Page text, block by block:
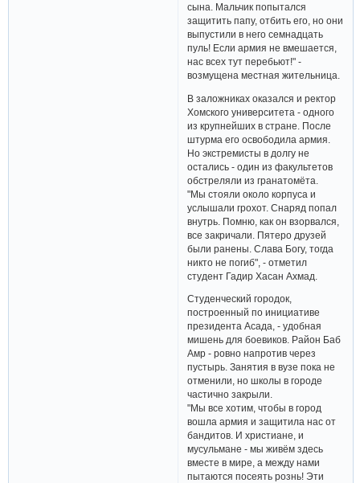
сына. Мальчик попытался
защитить папу, отбить его, но они
выпустили в него семнадцать
пуль! Если армия не вмешается,
нас всех тут перебьют!" -
возмущена местная жительница.
В заложниках оказался и ректор
Хомского университета - одного
из крупнейших в стране. После
штурма его освободила армия.
Но экстремисты в долгу не
остались - один из факультетов
обстреляли из гранатомёта.
"Мы стояли около корпуса и
услышали грохот. Снаряд попал
внутрь. Помню, как он взорвался,
все закричали. Пятеро друзей
были ранены. Слава Богу, тогда
никто не погиб", - отметил
студент Гадир Хасан Ахмад.
Студенческий городок,
построенный по инициативе
президента Асада, - удобная
мишень для боевиков. Район Баб
Амр - ровно напротив через
пустырь. Занятия в вузе пока не
отменили, но школы в городе
частично закрыли.
"Мы все хотим, чтобы в город
вошла армия и защитила нас от
бандитов. И христиане, и
мусульмане - мы живём здесь
вместе в мире, а между нами
пытаются посеять рознь! Эти